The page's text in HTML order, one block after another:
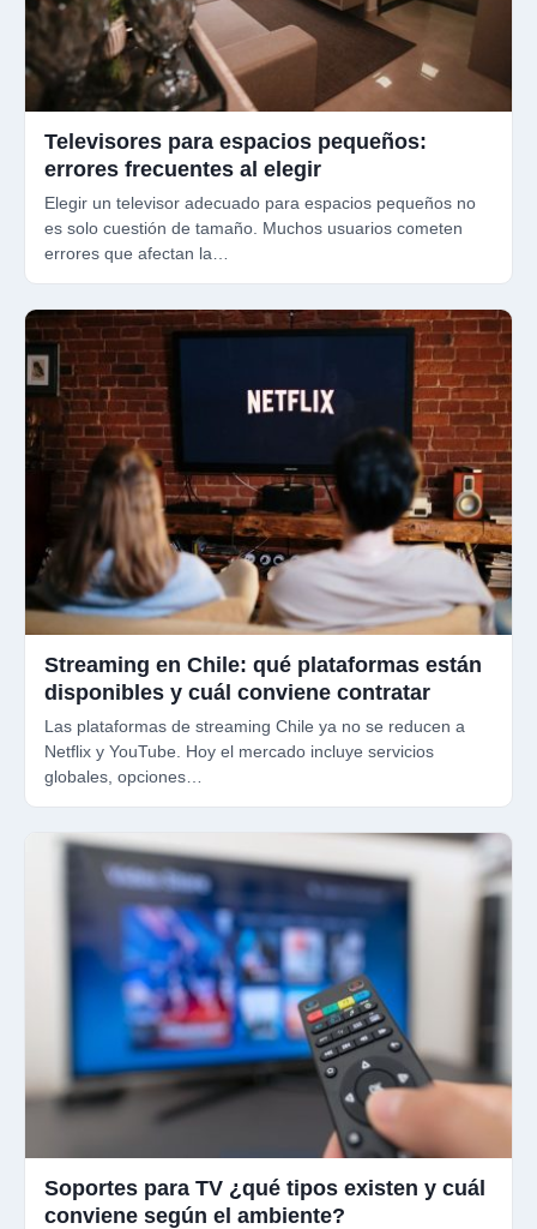
Televisores para espacios pequeños:
errores frecuentes al elegir
Elegir un televisor adecuado para espacios pequeños no
es solo cuestión de tamaño. Muchos usuarios cometen
errores que afectan la…
Streaming en Chile: qué plataformas están
disponibles y cuál conviene contratar
Las plataformas de streaming Chile ya no se reducen a
Netflix y YouTube. Hoy el mercado incluye servicios
globales, opciones…
Soportes para TV ¿qué tipos existen y cuál
conviene según el ambiente?